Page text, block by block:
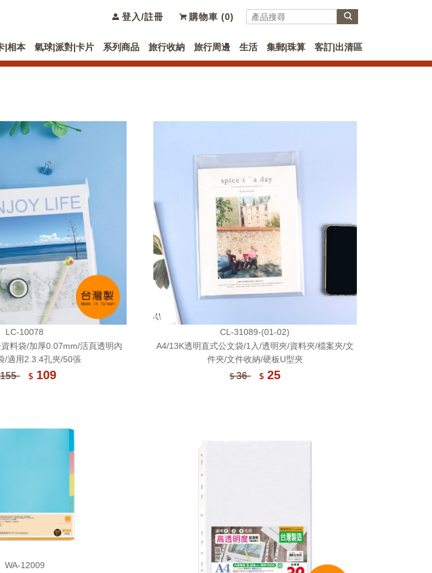
登入/註冊 購物車 (0)
|相本 氣球|派對|卡片 系列商品 旅行收納 旅行周邊 生活 集郵|珠算 客訂|出清區
LC-10078
料袋/加厚0.07mm/活頁透明內
/適用2.3.4孔夾/50張
$109
CL-31089-(01-02)
A4/13K透明直式公文袋/1入/透明夾/資料夾/檔案夾/文
件夾/文件收納/硬板U型夾
$36 $25
WA-12009